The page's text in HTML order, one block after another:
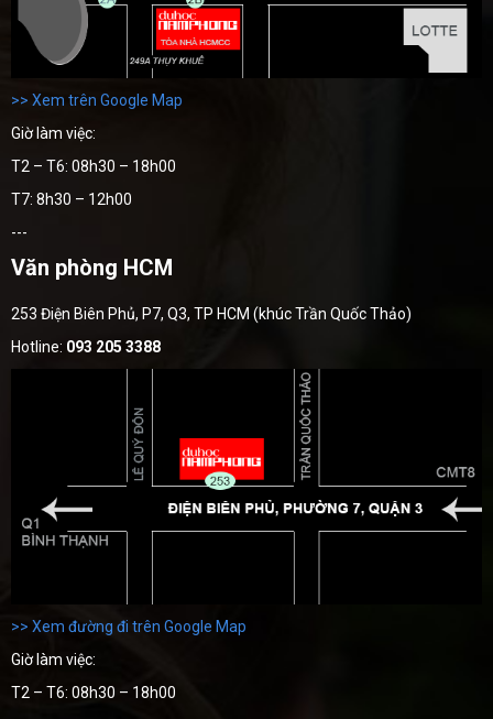
>> Xem trên Google Map
Giờ làm việc:
T2 – T6: 08h30 – 18h00
T7: 8h30 – 12h00
---
Văn phòng HCM
253 Điện Biên Phủ, P7, Q3, TP HCM (khúc Trần Quốc Thảo)
Hotline: 093 205 3388
>> Xem đường đi trên Google Map
Giờ làm việc:
T2 – T6: 08h30 – 18h00